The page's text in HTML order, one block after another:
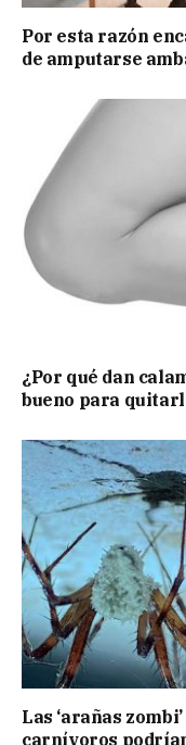
Por esta razón
de amputarse
¿Por qué dan
bueno para
Las ‘arañas
carnívoros